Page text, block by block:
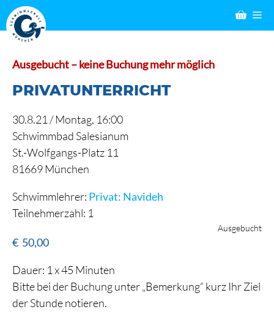
Zum
Inhalt
springen
Ausgebucht – keine Buchung mehr möglich
PRIVATUNTERRICHT
30.8.21 /Montag, 16:00
Schwimmbad Salesianum
St.-Wolfgangs-Platz 11
81669 München
Schwimmlehrer: Privat: Navideh
Teilnehmerzahl: 1
Ausgebucht
€ 50,00
Dauer: 1 x 45 Minuten
Bitte bei der Buchung unter „Bemerkung“ kurz Ihr Ziel
der Stunde notieren.